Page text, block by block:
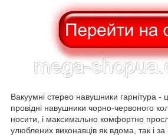
Вакуумні стерео навушники гарнітура -
провідні навушники чорно-червоного
носити, і максимально комфортно
улюблених виконавців як вдома, так і